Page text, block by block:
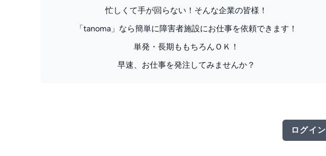
忙しくて手が回らない！そんな企業の皆様！
「tanoma」なら簡単に障害者施設にお仕事を依頼できます！
単発・長期ももちろんＯＫ！
早速、お仕事を発注してみませんか？
ログイン